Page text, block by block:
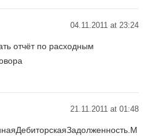
04.11.2011 at 23:24
отчёт по расходным
21.11.2011 at 01:48